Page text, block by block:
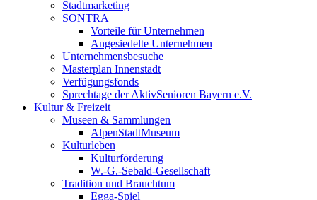
Stadtmarketing
SONTRA
Vorteile für Unternehmen
Angesiedelte Unternehmen
Unternehmensbesuche
Masterplan Innenstadt
Verfügungsfonds
Sprechtage der AktivSenioren Bayern e.V.
Kultur & Freizeit
Museen & Sammlungen
AlpenStadtMuseum
Kulturleben
Kulturförderung
W.-G.-Sebald-Gesellschaft
Tradition und Brauchtum
Egga-Spiel